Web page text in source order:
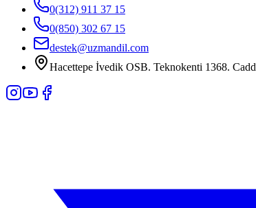
0(312) 911 37 15
0(850) 302 67 15
destek@uzmandil.com
Hacettepe İvedik OSB. Teknokenti 1368.